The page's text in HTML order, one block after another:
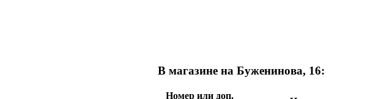
В магазине на Буженинова, 16:
Номер или доп.